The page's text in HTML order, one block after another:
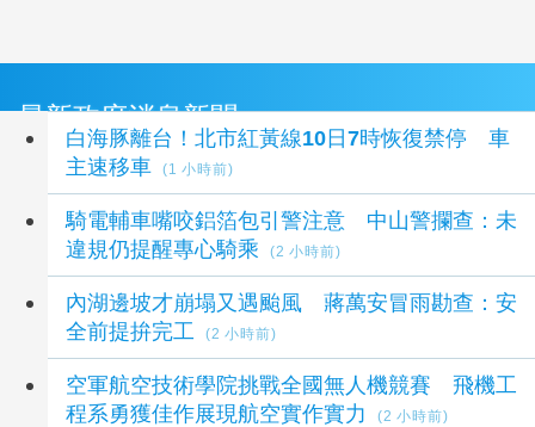
最新政府消息新聞
白海豚離台！北市紅黃線10日7時恢復禁停 車
主速移車
(1 小時前)
騎電輔車嘴咬鋁箔包引警注意 中山警攔查：未
違規仍提醒專心騎乘
(2 小時前)
內湖邊坡才崩塌又遇颱風 蔣萬安冒雨勘查：安
全前提拚完工
(2 小時前)
空軍航空技術學院挑戰全國無人機競賽 飛機工
程系勇獲佳作展現航空實作實力
(2 小時前)